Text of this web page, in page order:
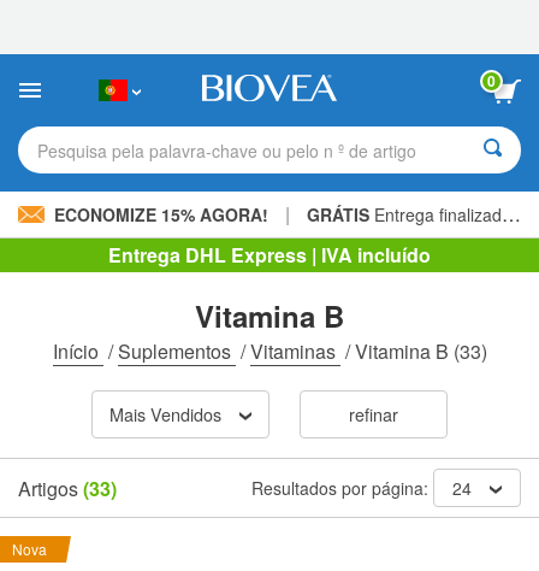
site
um
de
acessibilidade.
0
Pesquisa pela palavra-chave ou pelo n º de artigo
ECONOMIZE 15% AGORA! | GRÁTIS Entrega finalizada 60,00 € »
Entrega DHL Express | IVA incluído
Vitamina B
Início /Suplementos /Vitaminas /Vitamina B (33)
Mais Vendidos refinar
Artigos(33) Resultados por página: 24
Nova